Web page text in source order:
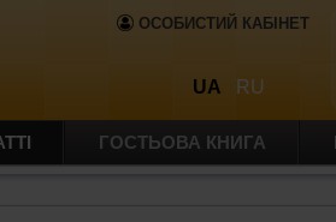
ОСОБИСТИЙ КАБІНЕТ
UA RU
ГОСТЬОВА КНИГА